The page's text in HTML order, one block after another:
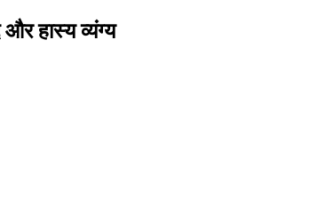
हास्य व्यंग्य